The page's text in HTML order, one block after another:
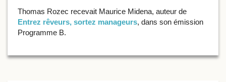
Thomas Rozec recevait Maurice Midena, auteur de
Entrez rêveurs, sortez manageurs, dans son émission
Programme B.